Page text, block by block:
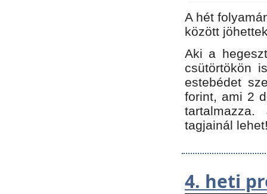
A hét
között
Aki a
csütörtökön
estebédet
forint, ami 2
tartalmazza.
tagjainál
4. heti